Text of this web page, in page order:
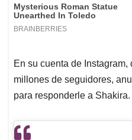
En su cuenta de
millones de seguidores,
para responderle a Shakira.